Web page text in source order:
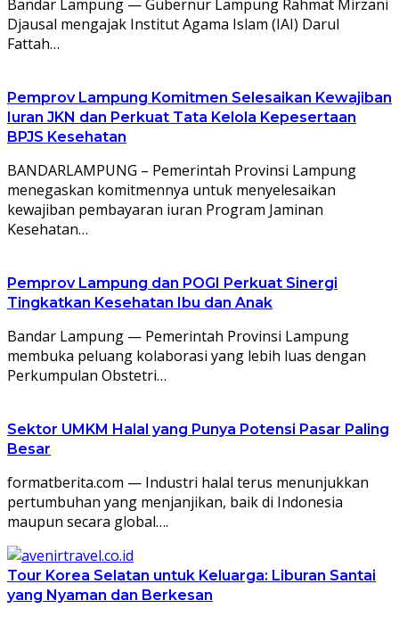
Bandar Lampung — Gubernur Lampung Rahmat Mirzani
Djausal mengajak Institut Agama Islam (IAI) Darul
Fattah…
Pemprov Lampung Komitmen Selesaikan Kewajiban
Iuran JKN dan Perkuat Tata Kelola Kepesertaan
BPJS Kesehatan
BANDARLAMPUNG – Pemerintah Provinsi Lampung
menegaskan komitmennya untuk menyelesaikan
kewajiban pembayaran iuran Program Jaminan
Kesehatan…
Pemprov Lampung dan POGI Perkuat Sinergi
Tingkatkan Kesehatan Ibu dan Anak
Bandar Lampung — Pemerintah Provinsi Lampung
membuka peluang kolaborasi yang lebih luas dengan
Perkumpulan Obstetri…
Sektor UMKM Halal yang Punya Potensi Pasar Paling
Besar
formatberita.com — Industri halal terus menunjukkan
pertumbuhan yang menjanjikan, baik di Indonesia
maupun secara global….
Tour Korea Selatan untuk Keluarga: Liburan Santai
yang Nyaman dan Berkesan